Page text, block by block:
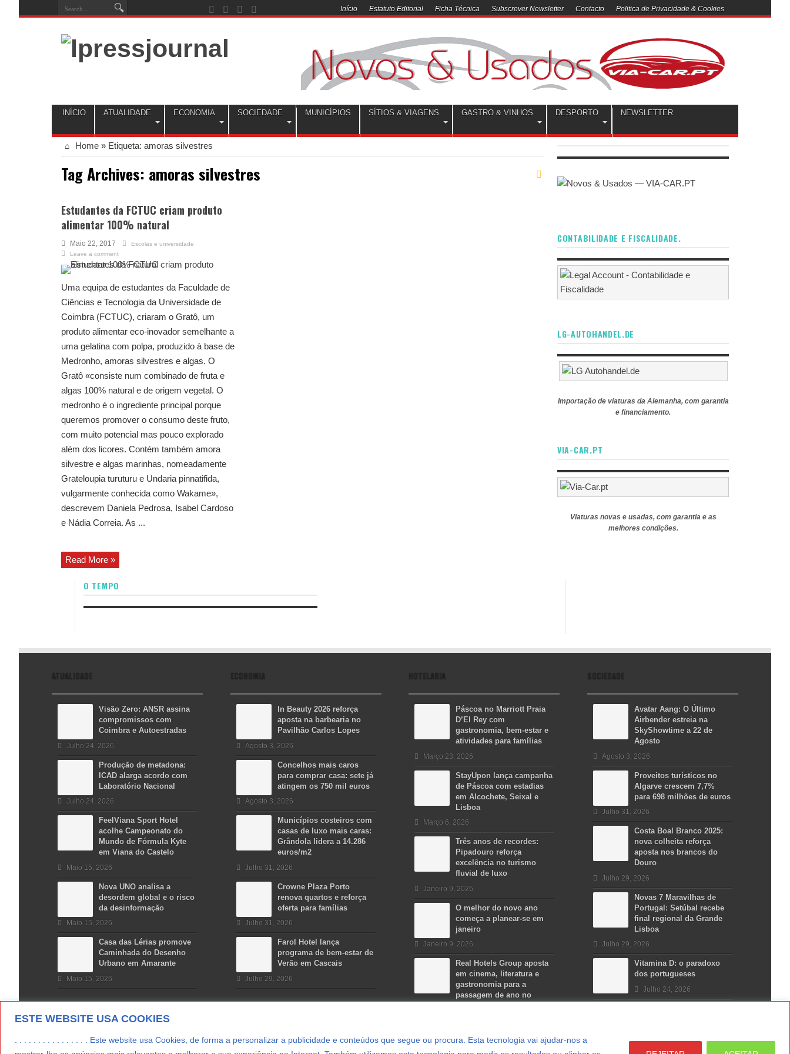
ESTE WEBSITE USA COOKIES
. . . . . . . . . . . . . . . . Este website usa Cookies, de forma a personalizar a publicidade e conteúdos que segue ou procura. Esta tecnologia vai ajudar-nos a
Início Estatuto Editorial Ficha Técnica Subscrever Newsletter Contacto Politica de Privacidade & Cookies
INÍCIO ATUALIDADE ECONOMIA SOCIEDADE MUNICÍPIOS SÍTIOS & VIAGENS GASTRO & VINHOS DESPORTO NEWSLETTER
Home » Etiqueta: amoras silvestres
Tag Archives: amoras silvestres
Estudantes da FCTUC criam produto
alimentar 100% natural
Maio 22, 2017
Escolas e universidade
Leave a comment
Uma equipa de estudantes da Faculdade de
Ciências e Tecnologia da Universidade de
Coimbra (FCTUC), criaram o Gratô, um
produto alimentar eco-inovador semelhante a
uma gelatina com polpa, produzido à base de
Medronho, amoras silvestres e algas. O
Gratô «consiste num combinado de fruta e
algas 100% natural e de origem vegetal. O
medronho é o ingrediente principal porque
queremos promover o consumo deste fruto,
com muito potencial mas pouco explorado
além dos licores. Contém também amora
silvestre e algas marinhas, nomeadamente
Grateloupia turuturu e Undaria pinnatifida,
vulgarmente conhecida como Wakame»,
descrevem Daniela Pedrosa, Isabel Cardoso
e Nádia Correia. As ...
Read More »
O TEMPO
CONTABILIDADE E FISCALIDADE.
LG-AUTOHANDEL.DE
Importação de viaturas da Alemanha, com garantia
e financiamento.
VIA-CAR.PT
Viaturas novas e usadas, com garantia e as
melhores condições.
ATUALIDADE
Visão Zero: ANSR assina
compromissos com
Coimbra e Autoestradas
Julho 24, 2026
Produção de metadona:
ICAD alarga acordo com
Laboratório Nacional
Julho 24, 2026
FeelViana Sport Hotel
acolhe Campeonato do
Mundo de Fórmula Kyte
em Viana do Castelo
Maio 15, 2026
Nova UNO analisa a
desordem global e o risco
da desinformação
Maio 15, 2026
Casa das Lérias promove
Caminhada do Desenho
Urbano em Amarante
Maio 15, 2026
ECONOMIA
In Beauty 2026 reforça
aposta na barbearia no
Pavilhão Carlos Lopes
Agosto 3, 2026
Concelhos mais caros
para comprar casa: sete já
atingem os 750 mil euros
Agosto 3, 2026
Municípios costeiros com
casas de luxo mais caras:
Grândola lidera a 14.286
euros/m2
Julho 31, 2026
Crowne Plaza Porto
renova quartos e reforça
oferta para famílias
Julho 31, 2026
Farol Hotel lança
programa de bem-estar de
Verão em Cascais
Julho 29, 2026
HOTELARIA
Páscoa no Marriott Praia
D’El Rey com
gastronomia, bem-estar e
atividades para famílias
Março 23, 2026
StayUpon lança campanha
de Páscoa com estadias
em Alcochete, Seixal e
Lisboa
Março 6, 2026
Três anos de recordes:
Pipadouro reforça
excelência no turismo
fluvial de luxo
Janeiro 9, 2026
O melhor do novo ano
começa a planear-se em
janeiro
Janeiro 9, 2026
Real Hotels Group aposta
em cinema, literatura e
gastronomia para a
passagem de ano no
SOCIEDADE
Avatar Aang: O Último
Airbender estreia na
SkyShowtime a 22 de
Agosto
Agosto 3, 2026
Proveitos turísticos no
Algarve crescem 7,7%
para 698 milhões de euros
Julho 31, 2026
Costa Boal Branco 2025:
nova colheita reforça
aposta nos brancos do
Douro
Julho 29, 2026
Novas 7 Maravilhas de
Portugal: Setúbal recebe
final regional da Grande
Lisboa
Julho 29, 2026
Vitamina D: o paradoxo
dos portugueses
Julho 24, 2026